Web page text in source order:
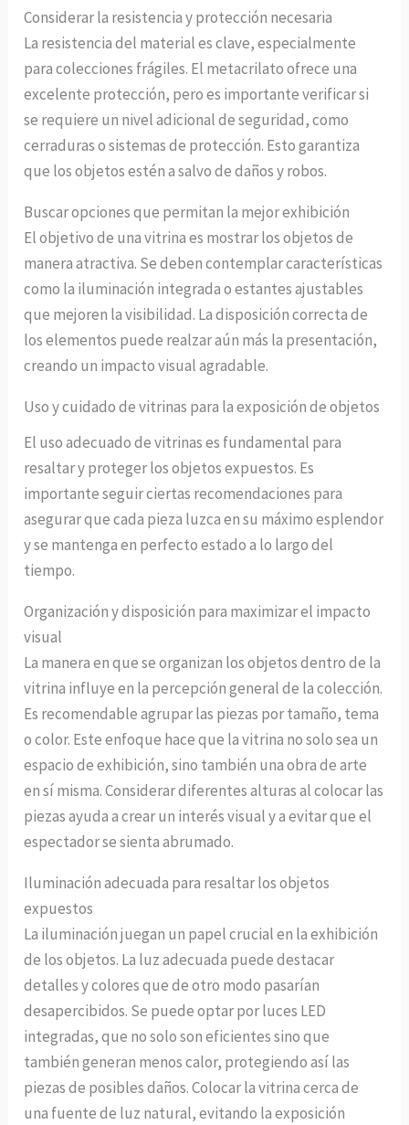
Considerar la resistencia y protección necesaria
La resistencia del material es clave, especialmente
para colecciones frágiles. El metacrilato ofrece una
excelente protección, pero es importante verificar si
se requiere un nivel adicional de seguridad, como
cerraduras o sistemas de protección. Esto garantiza
que los objetos estén a salvo de daños y robos.
Buscar opciones que permitan la mejor exhibición
El objetivo de una vitrina es mostrar los objetos de
manera atractiva. Se deben contemplar características
como la iluminación integrada o estantes ajustables
que mejoren la visibilidad. La disposición correcta de
los elementos puede realzar aún más la presentación,
creando un impacto visual agradable.
Uso y cuidado de vitrinas para la exposición de objetos
El uso adecuado de vitrinas es fundamental para
resaltar y proteger los objetos expuestos. Es
importante seguir ciertas recomendaciones para
asegurar que cada pieza luzca en su máximo esplendor
y se mantenga en perfecto estado a lo largo del
tiempo.
Organización y disposición para maximizar el impacto
visual
La manera en que se organizan los objetos dentro de la
vitrina influye en la percepción general de la colección.
Es recomendable agrupar las piezas por tamaño, tema
o color. Este enfoque hace que la vitrina no solo sea un
espacio de exhibición, sino también una obra de arte
en sí misma. Considerar diferentes alturas al colocar las
piezas ayuda a crear un interés visual y a evitar que el
espectador se sienta abrumado.
Iluminación adecuada para resaltar los objetos
expuestos
La iluminación juegan un papel crucial en la exhibición
de los objetos. La luz adecuada puede destacar
detalles y colores que de otro modo pasarían
desapercibidos. Se puede optar por luces LED
integradas, que no solo son eficientes sino que
también generan menos calor, protegiendo así las
piezas de posibles daños. Colocar la vitrina cerca de
una fuente de luz natural, evitando la exposición